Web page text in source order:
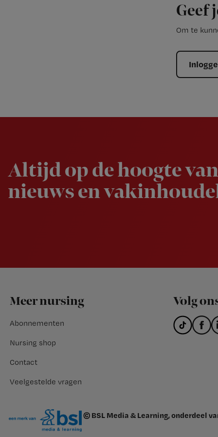
Geef
Om te
Altijd op de hoogte
nieuws en
Footer
Meer nursing
Abonnementen
Nursing shop
Contact
Veelgestelde vragen
Volg
© BSL Media & Learning, onderdeel